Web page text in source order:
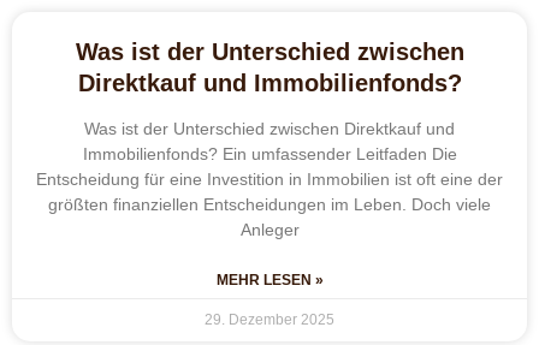
Was ist der Unterschied zwischen
Direktkauf und Immobilienfonds?
Was ist der Unterschied zwischen Direktkauf und
Immobilienfonds? Ein umfassender Leitfaden Die
Entscheidung für eine Investition in Immobilien ist oft eine der
größten finanziellen Entscheidungen im Leben. Doch viele
Anleger
MEHR LESEN »
29. Dezember 2025